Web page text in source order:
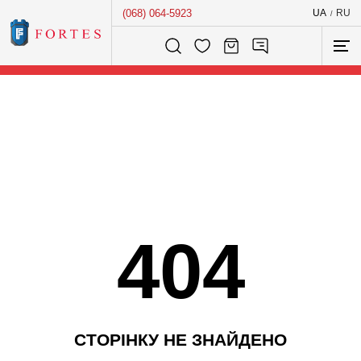
(068) 064-5923 UA / RU
Розумний пошук...
404
СТОРІНКУ НЕ ЗНАЙДЕНО